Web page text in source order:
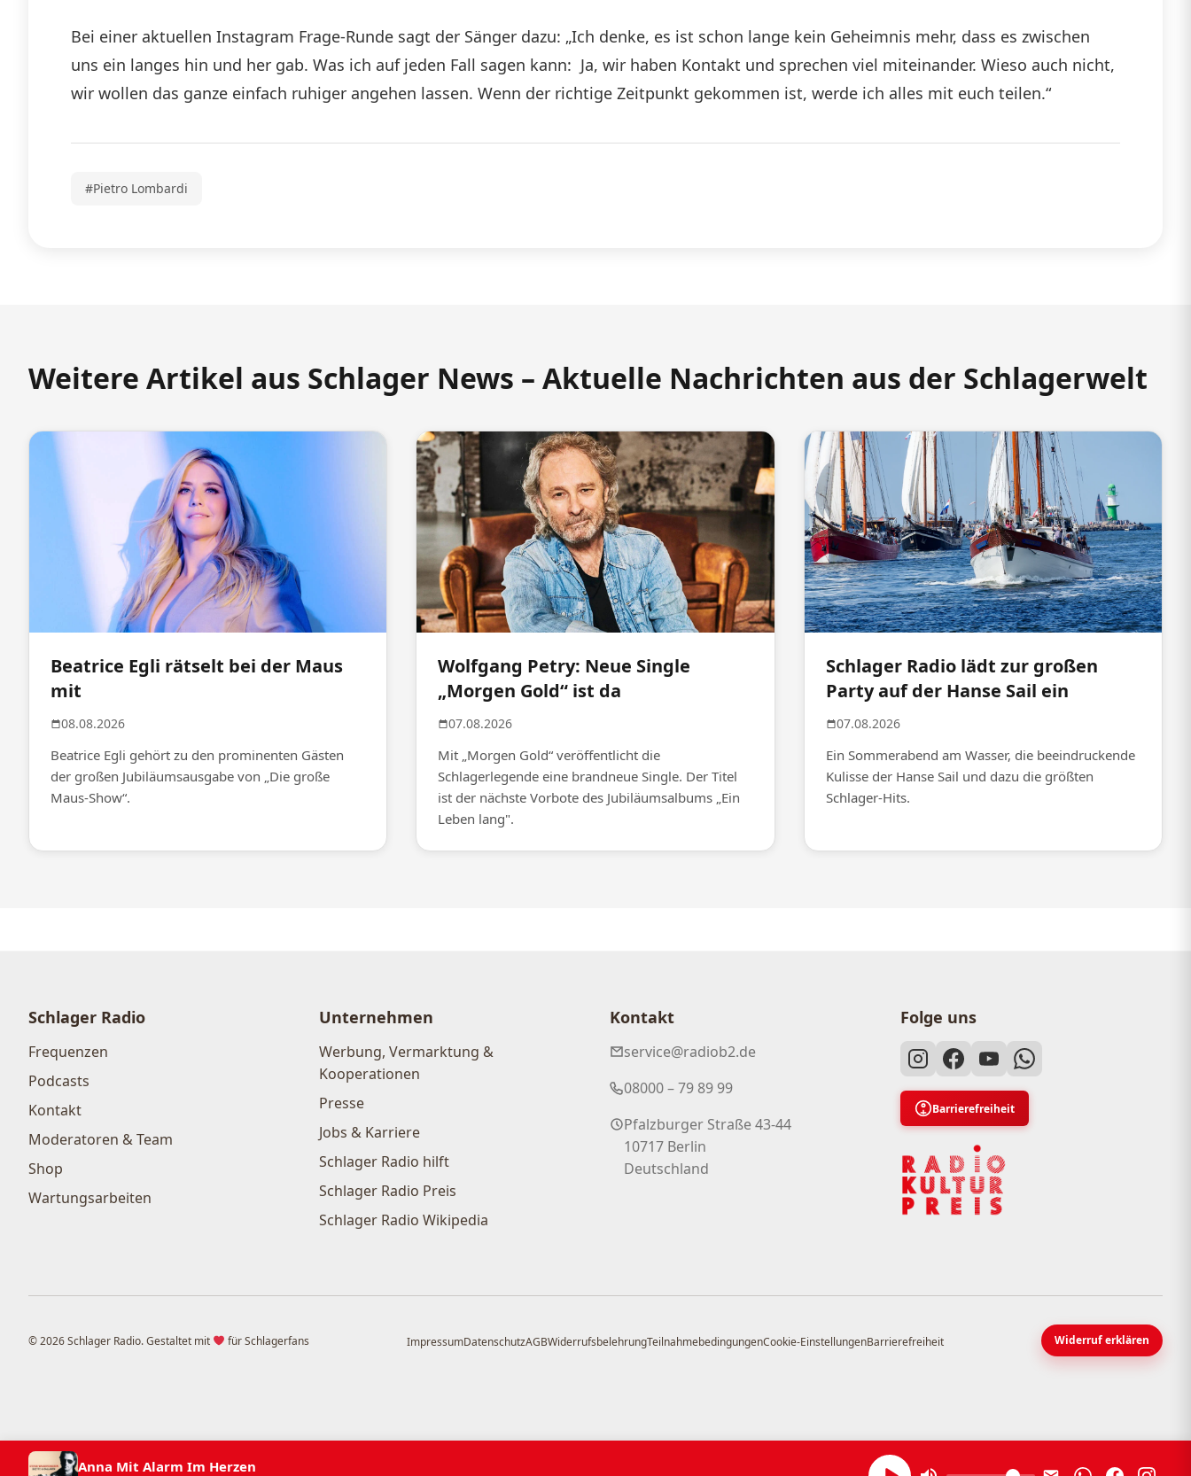
Bei einer aktuellen Instagram Frage-Runde sagt der Sänger dazu: „Ich denke, es ist schon lange kein Geheimnis mehr, dass es zwischen
uns ein langes hin und her gab. Was ich auf jeden Fall sagen kann: Ja, wir haben Kontakt und sprechen viel miteinander. Wieso auch nicht,
wir wollen das ganze einfach ruhiger angehen lassen. Wenn der richtige Zeitpunkt gekommen ist, werde ich alles mit euch teilen.“
#Pietro Lombardi
Weitere Artikel aus Schlager News – Aktuelle Nachrichten aus der Schlagerwelt
Beatrice Egli rätselt bei der Maus
mit
08.08.2026
Beatrice Egli gehört zu den prominenten Gästen
der großen Jubiläumsausgabe von „Die große
Maus-Show“.
Wolfgang Petry: Neue Single
„Morgen Gold“ ist da
07.08.2026
Mit „Morgen Gold“ veröffentlicht die
Schlagerlegende eine brandneue Single. Der Titel
ist der nächste Vorbote des Jubiläumsalbums „Ein
Leben lang".
Schlager Radio lädt zur großen
Party auf der Hanse Sail ein
07.08.2026
Ein Sommerabend am Wasser, die beeindruckende
Kulisse der Hanse Sail und dazu die größten
Schlager-Hits.
Schlager Radio
Frequenzen
Podcasts
Kontakt
Moderatoren & Team
Shop
Wartungsarbeiten
Unternehmen
Werbung, Vermarktung &
Kooperationen
Presse
Jobs & Karriere
Schlager Radio hilft
Schlager Radio Preis
Schlager Radio Wikipedia
Kontakt
service@radiob2.de
08000 – 79 89 99
Pfalzburger Straße 43-44
10717 Berlin
Deutschland
Folge uns
Barrierefreiheit
© 2026 Schlager Radio. Gestaltet mit für Schlagerfans ImpressumDatenschutzAGBWiderrufsbelehrungTeilnahmebedingungenCookie-EinstellungenBarrierefreiheit Widerruf erklären
Anna Mit Alarm Im Herzen